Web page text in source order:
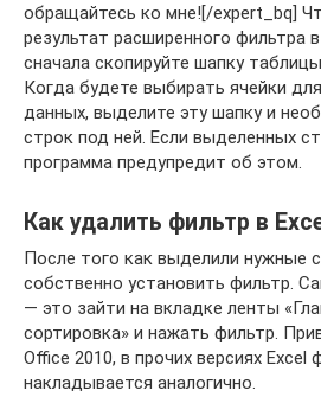
обращайтесь ко мне![/expert_bq]
результат расширенного фильтра
сначала скопируйте шапку
Когда будете выбирать ячейки
данных, выделите эту шапку и
строк под ней. Если выделенных
программа предупредит об этом.
Как удалить фильтр в
После того как выделили нужные
собственно установить фильтр.
— это зайти на вкладке ленты
сортировка» и нажать фильтр.
Office 2010, в прочих версиях Excel
накладывается аналогично.